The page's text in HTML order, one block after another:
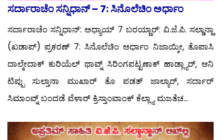
ಸರ್ದಾರಾಚೆಂ ಸನ್ನಿಧಾನ್ – 7: ಸಿನೊಲೆಚಿಂ ಅರ್ಧಾಂ
ಸರ್ದಾರಾಚೆಂ ಸನ್ನಿಧಾನ್: ಅಧ್ಯಾಯ್ 7 ಬರಯ್ಣಾರ್: ವಿ.ಜೆ.ಪಿ. ಸಲ್ಡಾನ್ಹಾ
(ಖಡಾಪ್) ಪ್ರಕರಣ್ 7: ಸಿನೊಲೆಚಿಂ ಅರ್ಧಾಂ ನಿಜಾಯ್ಕೀ, ತೊಪಾಸಿ
ದಾಲ್ಮೇದಾಕ್ ಕುರಿಯೆಲ್ ಥಾವ್ನ್ ಸಿರಿಂಗಪಟ್ಟಣಾಕ್ ಹಾಡ್ಲ್ಯಾರ್, ಆನಿ
ಟಿಪ್ಪು ಸುಲ್ತಾನಾ ಮುಖಾರ್ ತೊ ಪಡತ್ ಜಾಲ್ಯಾರ್, ಸರ್ದಾರ್
ಸಿಮಾಂವ್ನ್ ಬಂದಡೆ ವೆಳಾರ್ ಕ್ರಿಸ್ತಾಂವಾಂಕ್ ಕೆಲ್ಲ್ಯಾ ಮಜತೆಚ...